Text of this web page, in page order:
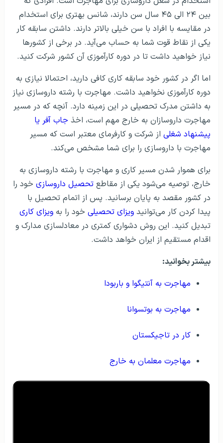
بین ۲۴ الی ۴۵ سال سن دارند، شانس بهتری برای استخدام
در مقایسه با افراد با سن خیلی بالاتر دارند. داشتن سابقه کار
یکی از نقاط قوت شما به حساب می‌آید. در برخی از کشورها
نیاز خواهید داشت تا در دوره کارآموزی آن کشور شرکت کنید.
اما اگر در کشور خود سابقه کاری کافی دارید، احتمالا نیازی به
دوره کارآموزی نخواهید داشت. مهاجرت با رشته داروسازی نیاز
به داشتن مدرک تحصیلی در این زمینه دارد. آنچه که در مسیر
مهاجرت داروسازان به خارج مهم است، اخذ جاب آفر یا
پیشنهاد شغلی از شرکت و کارفرمای معتبر است که مسیر
مهاجرت با داروسازی را برای شما مشخص می‌کند.
برای هموار شدن مسیر کاری و مهاجرت با رشته داروسازی به
خارج، توصیه می‌شود یکی از مقاطع تحصیل داروسازی خود را
در کشور مقصد به پایان برسانید. پس از اتمام تحصیل با
پیدا کردن کار می‌توانید ویزای تحصیلی خود را به ویزای کاری
تبدیل کنید. این روش دشواری کمتری در معادلسازی مدارک و
اقدام مستقیم از ایران خواهد داشت.
بیشتر بخوانید:
مهاجرت به آنتیگوا و باربودا
مهاجرت به بوتسوانا
کار در تاجیکستان
مهاجرت معلمان به خارج